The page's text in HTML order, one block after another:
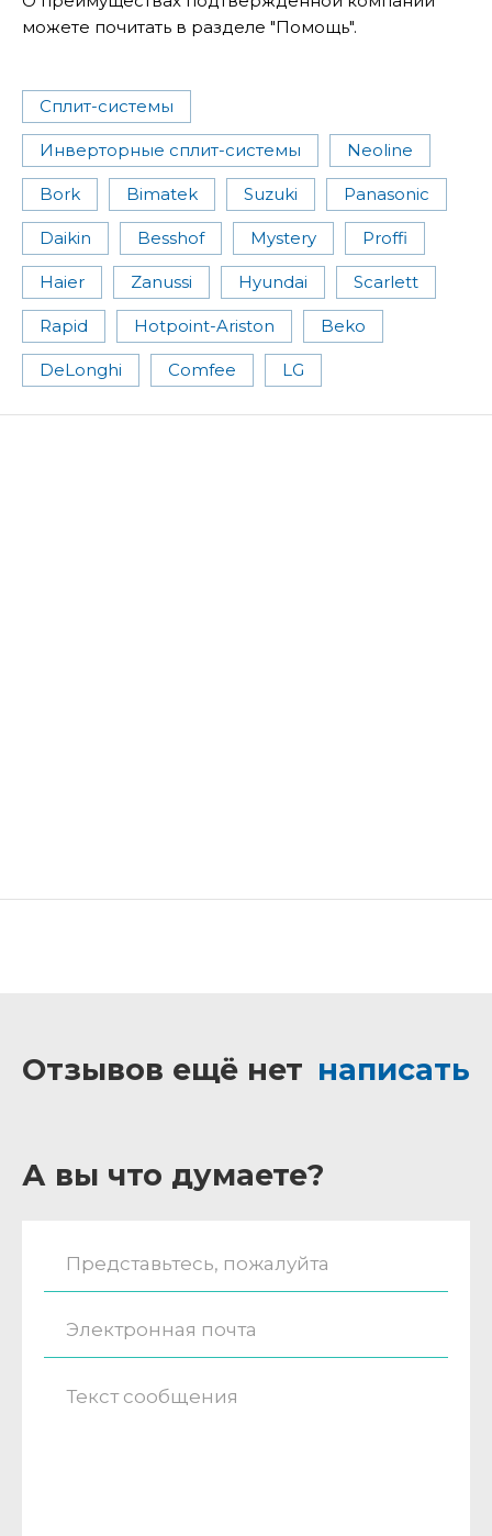
можете почитать в разделе "Помощь".
Сплит-системы
Инверторные сплит-системы Neoline
Bork Bimatek Suzuki Panasonic
Daikin Besshof Mystery Proffi
Haier Zanussi Hyundai Scarlett
Rapid Hotpoint-Ariston Beko
DeLonghi Comfee LG
Отзывов ещё нет написать
А вы что думаете?